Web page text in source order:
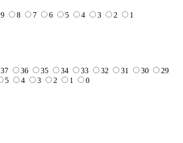
9 8 7 6 5 4 3 2 1
37 36 35 34 33 32 31 30
29
5 4 3 2 1 0